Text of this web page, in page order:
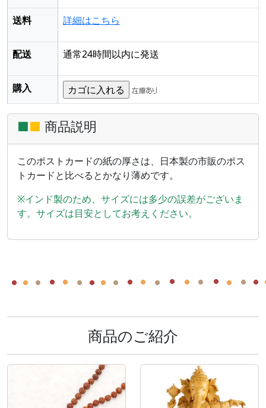
送料 詳細はこちら
配送 通常24時間以内に発送
購入
■■ 商品説明
このポストカードの紙の厚さは、日本製の市販のポス
トカードと比べるとかなり薄めです。
※インド製のため、サイズには多少の誤差がございま
す。サイズは目安としてお考えください。
商品のご紹介